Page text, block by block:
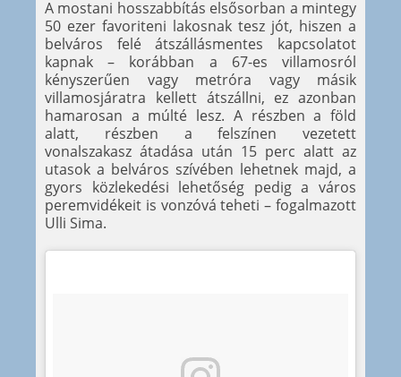
A mostani hosszabbítás elsősorban a mintegy
50 ezer favoriteni lakosnak tesz jót, hiszen a
belváros felé átszállásmentes kapcsolatot
kapnak – korábban a 67-es villamosról
kényszerűen vagy metróra vagy másik
villamosjáratra kellett átszállni, ez azonban
hamarosan a múlté lesz. A részben a föld
alatt, részben a felszínen vezetett
vonalszakasz átadása után 15 perc alatt az
utasok a belváros szívében lehetnek majd, a
gyors közlekedési lehetőség pedig a város
peremvidékeit is vonzóvá teheti – fogalmazott
Ulli Sima.